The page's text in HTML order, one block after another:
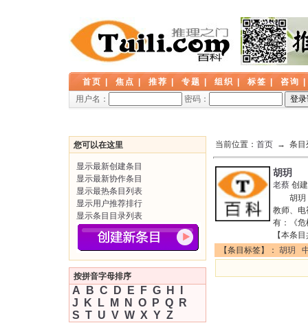
首页 焦点 推荐 专题 组织 标签 咨询
用户名：
密码：
您可以在这里
显示最新创建条目
显示最新协作条目
显示最热条目列表
显示用户推荐排行
显示条目目录列表
按拼音字母排序
A B C D E F G H
J
K L M N O P Q
R
S T U V W X Y Z
当前位置： 首页 → 条目
胡玥
老蔡 创
胡玥（
教师、
有：《危
【本条
【条目标签】： 胡玥